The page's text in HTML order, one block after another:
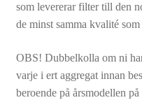
som levererar filter till den
de minst samma kvalité
OBS! Dubbelkolla om ni
varje i ert aggregat innan
beroende på årsmodellen